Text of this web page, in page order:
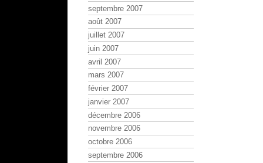
septembre 2007
août 2007
juillet 2007
juin 2007
avril 2007
mars 2007
février 2007
janvier 2007
décembre 2006
novembre 2006
octobre 2006
septembre 2006